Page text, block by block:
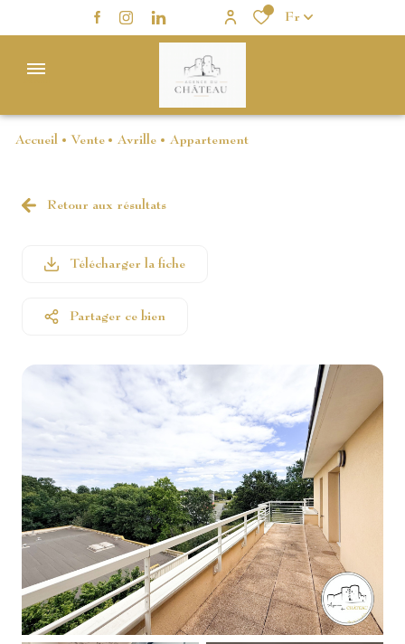
Fr
VENTE
MAISON
INTERACTIVES
NEUFS ET
INTERNATIONAL
BIENS
VENDUS
MAISON
AUTRES
LOCATIVE
E-MAIL
ESTIMATION
NOTRE
AGENCE
CONTACT
Accueil Vente Avrille Appartement
Retour aux résultats
Télécharger la fiche
Partager ce bien